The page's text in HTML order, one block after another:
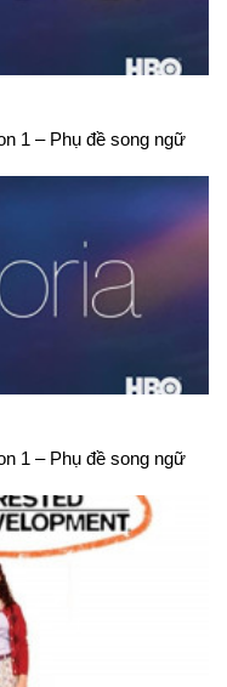
1 – Phụ đề song ngữ
1 – Phụ đề song ngữ